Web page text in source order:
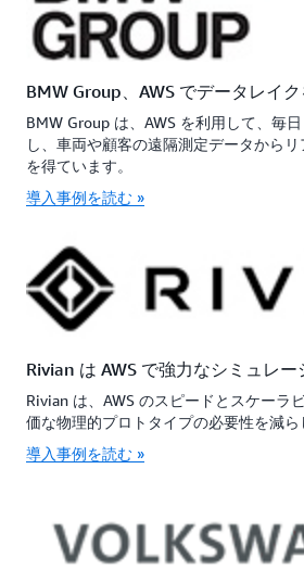
BMW Group、AWS でデータレイ
BMW Group は、AWS を利用して、毎
し、車両や顧客の遠隔測定データから
を得ています。
導入事例を読む »
Rivian は AWS で強力なシミュレ
Rivian は、AWS のスピードとスケーラ
価な物理的プロトタイプの必要性を減ら
導入事例を読む »